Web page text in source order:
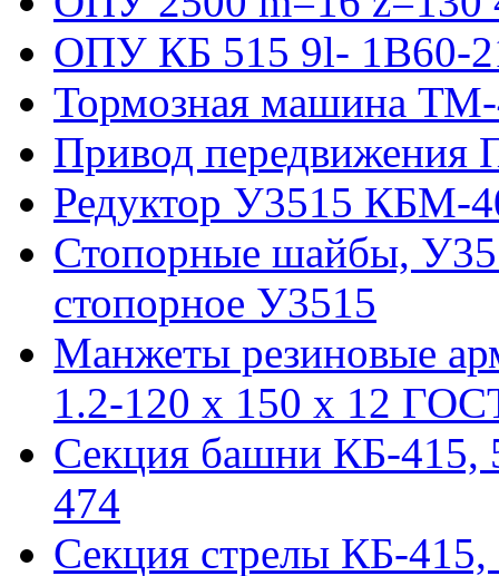
ОПУ КБ 515 9l- 1B60-
Тормозная машина
Привод передвижения
Редуктор У3515 КБМ-
Стопорные шайбы,
стопорное У3515
Манжеты резиновые
1.2-120 x 150 x 12
Секция башни КБ-415,
474
Секция стрелы КБ-